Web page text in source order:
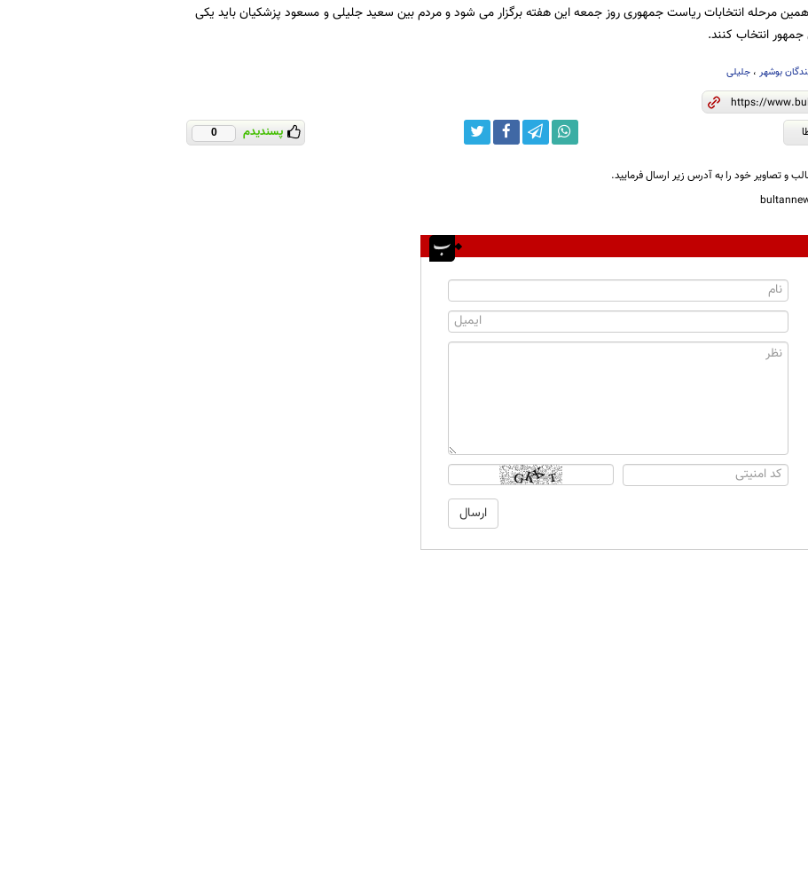
مرحله انتخابات ریاست جمهوری روز جمعه این هفته برگزار می شود و مردم بین سعید جلیلی و مسعود پزشکیان باید یکی
جمهور انتخاب کنند.
بوشهر، جلیلی
پسندیدم 0
و تصاویر خود را به آدرس زیر ارسال فرمایید.